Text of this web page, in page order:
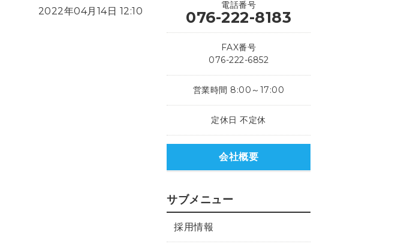
2022年04月14日 12:10
電話番号
076-222-8183
FAX番号
076-222-6852
営業時間 8:00～17:00
定休日 不定休
会社概要
サブメニュー
採用情報